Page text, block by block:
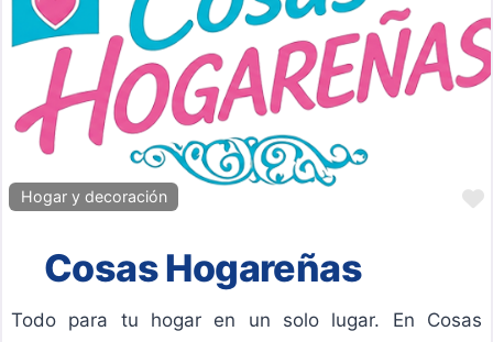
Hogar y decoración
Cosas Hogareñas
Todo para tu hogar en un solo lugar. En Cosas